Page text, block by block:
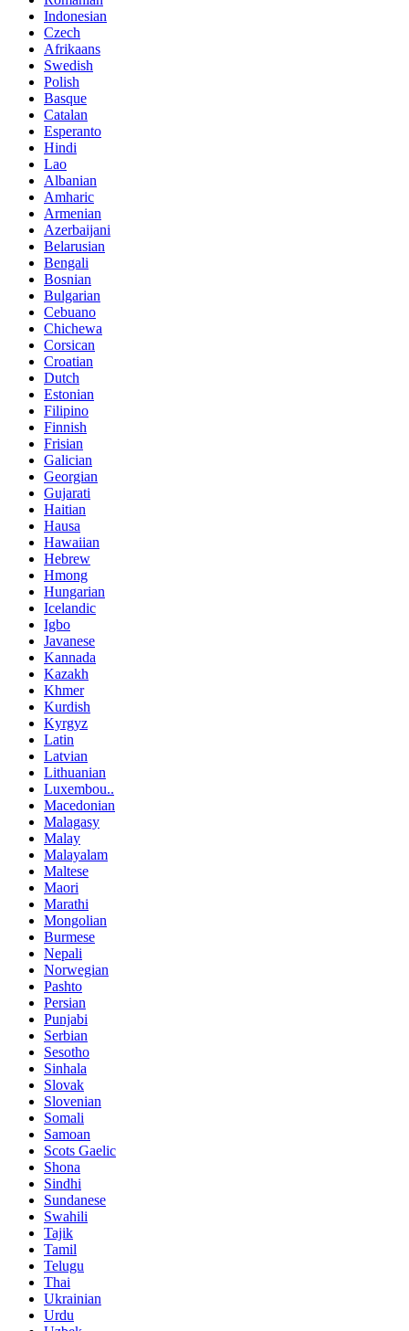
Indonesian
Czech
Afrikaans
Swedish
Polish
Basque
Catalan
Esperanto
Hindi
Lao
Albanian
Amharic
Armenian
Azerbaijani
Belarusian
Bengali
Bosnian
Bulgarian
Cebuano
Chichewa
Corsican
Croatian
Dutch
Estonian
Filipino
Finnish
Frisian
Galician
Georgian
Gujarati
Haitian
Hausa
Hawaiian
Hebrew
Hmong
Hungarian
Icelandic
Igbo
Javanese
Kannada
Kazakh
Khmer
Kurdish
Kyrgyz
Latin
Latvian
Lithuanian
Luxembou..
Macedonian
Malagasy
Malay
Malayalam
Maltese
Maori
Marathi
Mongolian
Burmese
Nepali
Norwegian
Pashto
Persian
Punjabi
Serbian
Sesotho
Sinhala
Slovak
Slovenian
Somali
Samoan
Scots Gaelic
Shona
Sindhi
Sundanese
Swahili
Tajik
Tamil
Telugu
Thai
Ukrainian
Urdu